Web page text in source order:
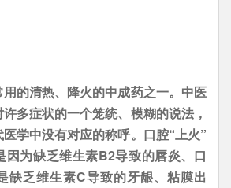
的清热、降火的中成药之一。中医
多症状的一个笼统、模糊的说法，
学中没有对应的称呼。口腔“上火”
因为缺乏维生素B2导致的唇炎、口
缺乏维生素C导致的牙龈、粘膜出